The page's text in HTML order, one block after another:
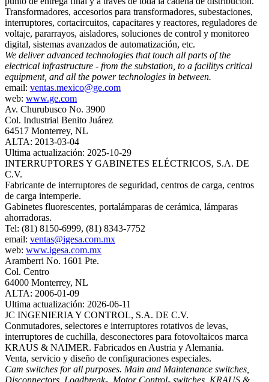
Transformadores, accesorios para transformadores, subestaciones,
interruptores, cortacircuitos, capacitares y reactores, reguladores de
voltaje, pararrayos, aisladores, soluciones de control y monitoreo
digital, sistemas avanzados de automatización, etc.
We deliver advanced technologies that touch all parts of the
electrical infrastructure - from the substation, to a facilitys critical
equipment, and all the power technologies in between.
email: ventas.mexico@ge.com
web: www.ge.com
Av. Churubusco No. 3900
Col. Industrial Benito Juárez
64517 Monterrey, NL
ALTA: 2013-03-04
Ultima actualización: 2025-10-29
INTERRUPTORES Y GABINETES ELÉCTRICOS, S.A. DE
C.V.
Fabricante de interruptores de seguridad, centros de carga, centros
de carga intemperie.
Gabinetes fluorescentes, portalámparas de cerámica, lámparas
ahorradoras.
Tel: (81) 8150-6999, (81) 8343-7752
email: ventas@igesa.com.mx
web: www.igesa.com.mx
Aramberri No. 1601 Pte.
Col. Centro
64000 Monterrey, NL
ALTA: 2006-01-09
Ultima actualización: 2026-06-11
JC INGENIERIA Y CONTROL, S.A. DE C.V.
Conmutadores, selectores e interruptores rotativos de levas,
interruptores de cuchilla, desconectores para fotovoltaicos marca
KRAUS & NAIMER. Fabricados en Austria y Alemania.
Venta, servicio y diseño de configuraciones especiales.
Cam switches for all purposes. Main and Maintenance switches,
Disconnectors, Loadbreak-, Motor Control- switches. KRAUS &